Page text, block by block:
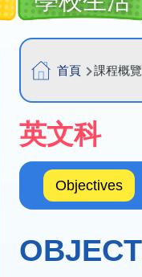
導
航
連
結
首頁 課程概覽
英文科
Objectives